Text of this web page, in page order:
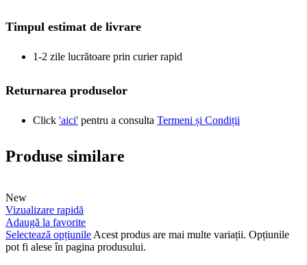
Timpul estimat de livrare
1-2 zile lucrătoare prin curier rapid
Returnarea produselor
Click 'aici' pentru a consulta Termeni și Condiții
Produse similare
New
Vizualizare rapidă
Adaugă la favorite
Selectează opțiunile Acest produs are mai multe variații. Opțiunile
pot fi alese în pagina produsului.